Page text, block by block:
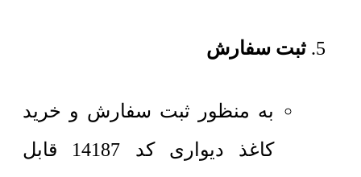
ثبت سفارش
به منظور ثبت سفارش و خرید
کاغذ دیواری کد 14187 قابل